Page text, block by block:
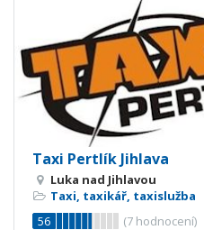
Taxi Pertlík Jihlava
Luka nad Jihlavou
Taxi, taxikář, taxislužba
56
(7 hodnocení)